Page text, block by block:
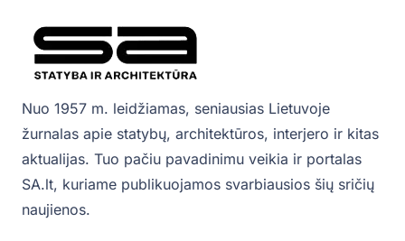
Nuo 1957 m. leidžiamas, seniausias Lietuvoje
žurnalas apie statybų, architektūros, interjero ir kitas
aktualijas. Tuo pačiu pavadinimu veikia ir portalas
SA.lt, kuriame publikuojamos svarbiausios šių sričių
naujienos.